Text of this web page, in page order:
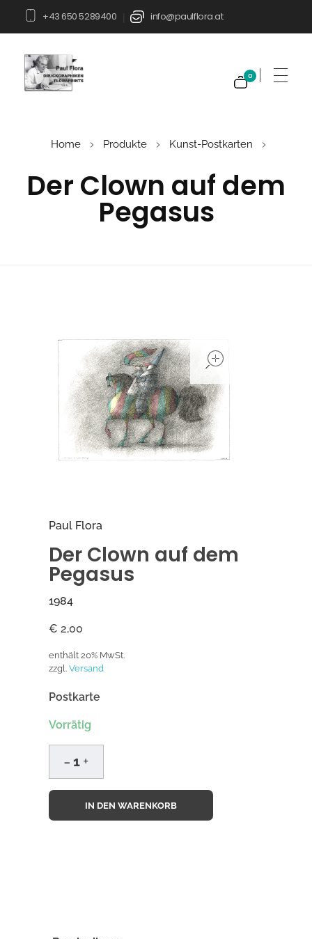
+43 650 5289400 info@paulflora.at
0
Home Produkte Kunst-Postkarten
Der Clown auf dem
Pegasus
Paul Flora
Der Clown auf dem
Pegasus
1984
€ 2,00
enthält 20% MwSt.
zzgl. Versand
Postkarte
Vorrätig
IN DEN WARENKORB